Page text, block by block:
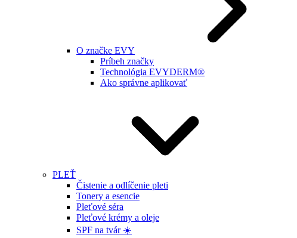
O značke EVY
Príbeh značky
Technológia EVYDERM®
Ako správne aplikovať
PLEŤ
Čistenie a odlíčenie pleti
Tonery a esencie
Pleťové séra
Pleťové krémy a oleje
SPF na tvár ☀️